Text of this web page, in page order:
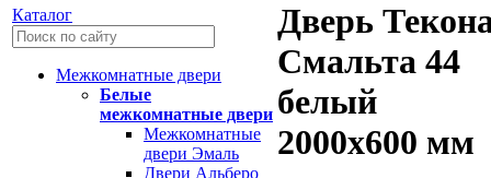
Каталог
Межкомнатные двери
Белые
межкомнатные двери
Межкомнатные
двери Эмаль
Двери Альберо
Дверь
Смальта 44
белый
2000х600 мм